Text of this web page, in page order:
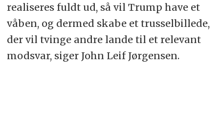
realiseres fuldt ud, så vil Trump have et
våben, og dermed skabe et trusselbillede,
der vil tvinge andre lande til et relevant
modsvar, siger John Leif Jørgensen.